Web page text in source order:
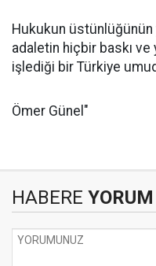
Hukukun
adaletin hiçbir baskı
işlediği bir Türkiye
Ömer Günel"
HABERE